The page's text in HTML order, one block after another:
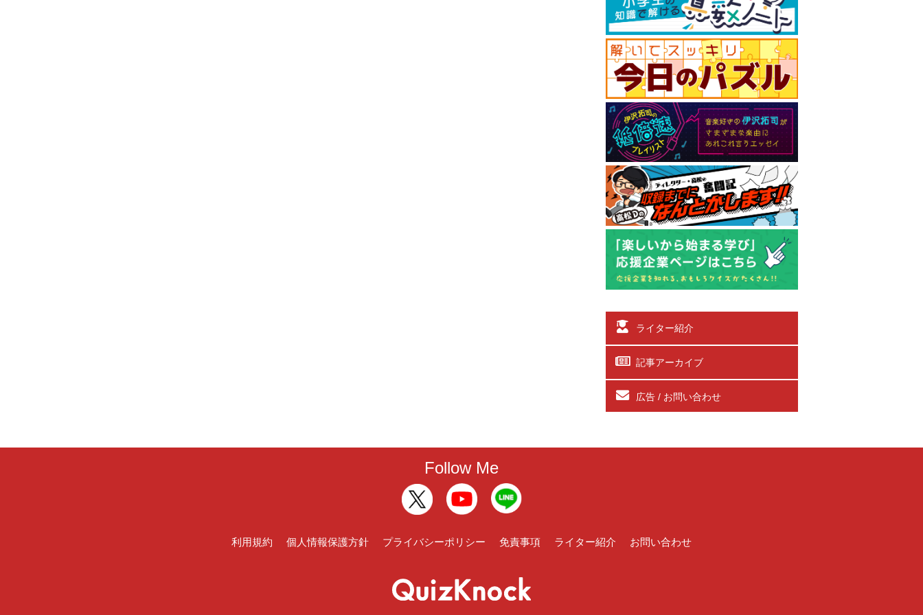
ライター紹介
記事アーカイブ
広告 / お問い合わせ
Follow Me
利用規約 個人情報保護方針 プライバシーポリシー 免責事項 ライター紹介 お問い合わせ